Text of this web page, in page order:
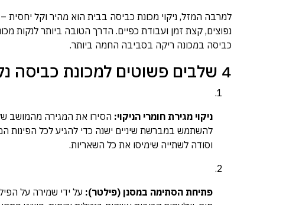
למרבה המזל, ניקוי מכונת כביסה בבית הוא מהיר וקל יחסית
נפוצים, קצת זמן ועבודת כפיים. הדרך הטובה ביותר לנקות
כביסה במכונה ריקה בסביבה החמה ביותר.
4 שלבים פשוטים למכונת כביסה נקייה ורעננה
ניקוי מגירת חומרי הניקוי: הסירו את המגירה מהמושב
להשתמש במברשת שיניים ישנה כדי להגיע לכל הפינות
וסודה לשתייה שימיסו את כל השאריות.
פתיחת הסתימה במסנן (פילטר): על ידי שמירה על